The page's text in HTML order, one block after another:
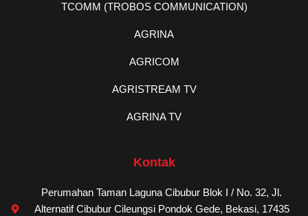
TCOMM (TROBOS COMMUNICATION)
AGRINA
AGRICOM
AGRISTREAM TV
AGRINA TV
Kontak
Perumahan Taman Laguna Cibubur Blok I / No. 32, Jl.
Alternatif Cibubur Cileungsi Pondok Gede, Bekasi, 17435